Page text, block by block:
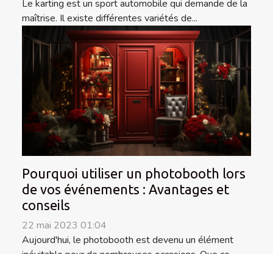
Le karting est un sport automobile qui demande de la
maîtrise. Il existe différentes variétés de...
Pourquoi utiliser un photobooth lors
de vos événements : Avantages et
conseils
22 mai 2023 01:04
Aujourd'hui, le photobooth est devenu un élément